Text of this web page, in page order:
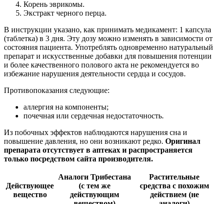
Корень эврикомы.
Экстракт черного перца.
В инструкции указано, как принимать медикамент: 1 капсула
(таблетка) в 3 дня. Эту дозу можно изменять в зависимости от
состояния пациента. Употреблять одновременно натуральный
препарат и искусственные добавки для повышения потенции
и более качественного полового акта не рекомендуется во
избежание нарушения деятельности сердца и сосудов.
Противопоказания следующие:
аллергия на компоненты;
почечная или сердечная недостаточность.
Из побочных эффектов наблюдаются нарушения сна и
повышение давления, но они возникают редко. Оригинал
препарата отсутствует в аптеках и распространяется
только посредством сайта производителя.
Действующее
вещество
Аналоги Трибестана
(с тем же
действующим
Растительные
средства с похожим
действием (не